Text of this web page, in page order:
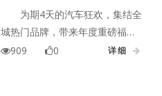
车展重磅来袭，五一购车狂欢
正式开启！
为期4天的汽车狂欢，集结全
城热门品牌，带来年度重磅福
利、海量全新车型、沉浸式趣味
909 0 详细